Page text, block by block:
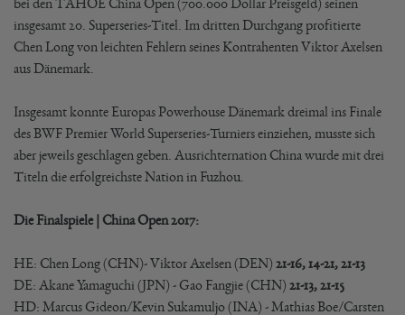
bei den TAHOE China Open (700.000 Dollar Preisgeld) seinen
insgesamt 20. Superseries-Titel. Im dritten Durchgang profitierte
Chen Long von leichten Fehlern seines Kontrahenten Viktor Axelsen
aus Dänemark.
Insgesamt konnte Europas Powerhouse Dänemark dreimal ins Finale
des BWF Premier World Superseries-Turniers einziehen, musste sich
aber jeweils geschlagen geben. Ausrichternation China wurde mit drei
Titeln die erfolgreichste Nation in Fuzhou.
Die Finalspiele | China Open 2017:
HE: Chen Long (CHN)- Viktor Axelsen (DEN) 21-16, 14-21, 21-13
DE: Akane Yamaguchi (JPN) - Gao Fangjie (CHN) 21-13, 21-15
HD: Marcus Gideon/Kevin Sukamuljo (INA) - Mathias Boe/Carsten